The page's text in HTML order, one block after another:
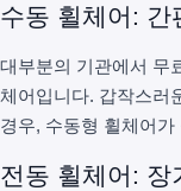
수동 휠체어: 간
대부분의 기관에서 무
체어입니다. 갑작스러
경우, 수동형 휠체어
전동 휠체어: 장